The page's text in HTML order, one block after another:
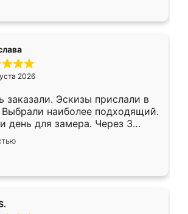
2026
заказали. Эскизы прислали в
наиболее подходящий.
день для замера. Через 3
была уже готова. Остались
Спасибо Ренессанс
работу!